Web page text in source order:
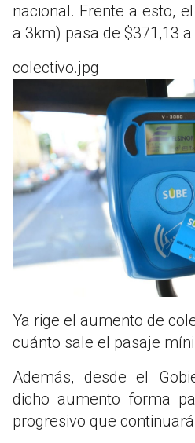
nacional. Frente a esto,
a 3km) pasa de $371,13 a
colectivo.jpg
Ya rige el aumento de
cuánto sale el pasaje
Además, desde el
dicho aumento forma
progresivo que